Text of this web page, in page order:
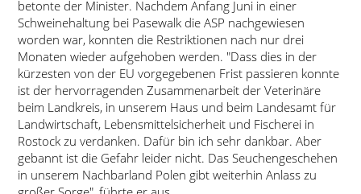
betonte der Minister. Nachdem Anfang Juni in einer
Schweinehaltung bei Pasewalk die ASP nachgewiesen
worden war, konnten die Restriktionen nach nur drei
Monaten wieder aufgehoben werden. Dass dies in der
kürzesten von der EU vorgegebenen Frist passieren konnte
ist der hervorragenden Zusammenarbeit der Veterinäre
beim Landkreis, in unserem Haus und beim Landesamt für
Landwirtschaft, Lebensmittelsicherheit und Fischerei in
Rostock zu verdanken. Dafür bin ich sehr dankbar. Aber
gebannt ist die Gefahr leider nicht. Das Seuchengeschehen
in unserem Nachbarland Polen gibt weiterhin Anlass zu